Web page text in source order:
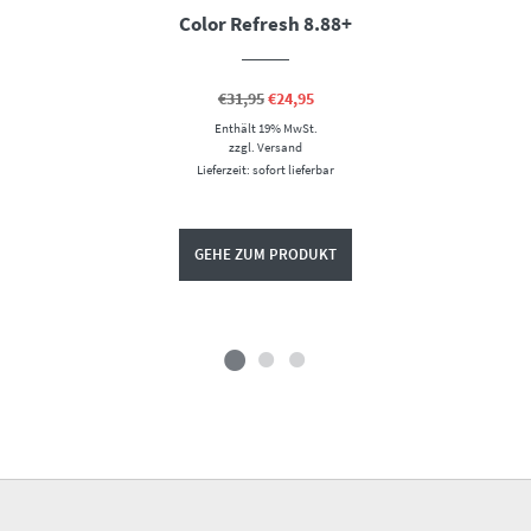
Color Refresh 8.88+
€31,95Ursprünglicher
Preis
war:
€31,95
€24,95Aktueller
ist:
Enthält 19% MwSt.
zzgl.Versand
Lieferzeit: sofort lieferbar
GEHE ZUM PRODUKT